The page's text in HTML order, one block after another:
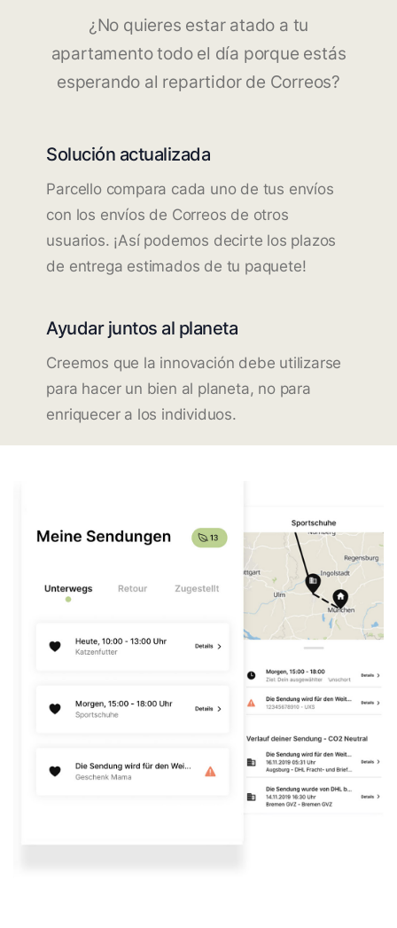
¿No quieres estar atado a tu
apartamento todo el día porque estás
esperando al repartidor de Correos?
Solución actualizada
Parcello compara cada uno de tus envíos
con los envíos de Correos de otros
usuarios. ¡Así podemos decirte los plazos
de entrega estimados de tu paquete!
Ayudar juntos al planeta
Creemos que la innovación debe utilizarse
para hacer un bien al planeta, no para
enriquecer a los individuos.